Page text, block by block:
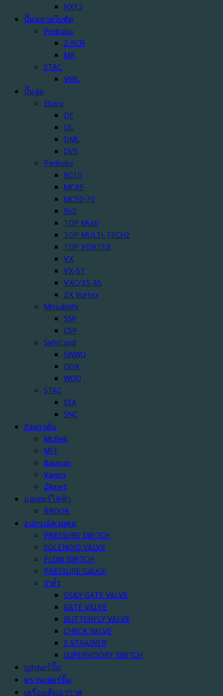
NXF2
ปั๊มหลายใบพัด
Pedrollo
2-5CR
MK
STAC
VML
ปั๊มจุ่ม
Ebara
DF
DL
DML
DVS
Pedrollo
BC10
MC45
MC50-70
Rx2
TOP Multi
TOP MULTI-TECH2
TOP VORTEX
VX
VX-ST
VXC/35-45
ZX Vortex
Mitsubishi
SSP
CSP
SafeLand
GNWQ
QDX
WQD
STAC
SSA
SNC
ถังแรงดัน
McBell
MIT
Bauman
Varem
Zilmet
มอเตอร์ไฟฟ้า
BROOK
อุปกรณ์ควบคุม
PRESSURE SWITCH
SOLENOID VALVE
FLOW SWITCH
PRESSURE GAUGE
วาล์ว
OS&Y GATE VALVE
GATE VALVE
BUTTERFLY VALVE
CHECK VALVE
Y STRAINER
SUPERVISORY SWITCH
บูสเตอร์ปั๊ม
ทรานเฟอร์ปั๊ม
เครื่องเติมอากาศ